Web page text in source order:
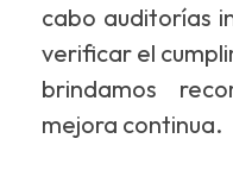
cabo auditorías
verificar el
brindamos
mejora continua.